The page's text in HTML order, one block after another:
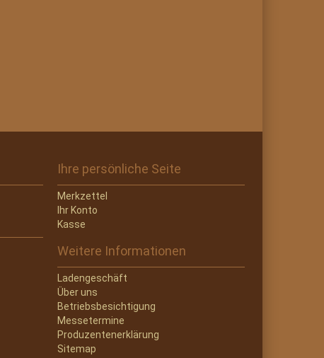
Ihre persönliche Seite
Merkzettel
Ihr Konto
Kasse
Weitere Informationen
Ladengeschäft
Über uns
Betriebsbesichtigung
Messetermine
Produzentenerklärung
Sitemap